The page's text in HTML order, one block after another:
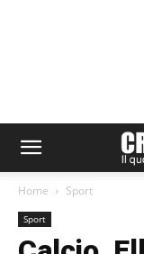
Home Sport
Sport